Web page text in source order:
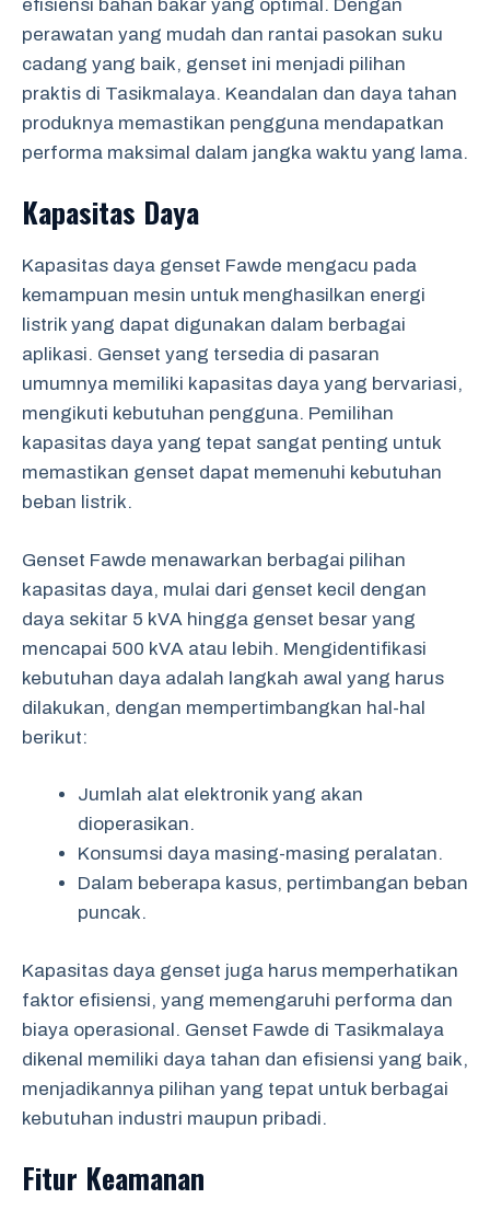
efisiensi bahan bakar yang optimal. Dengan
perawatan yang mudah dan rantai pasokan suku
cadang yang baik, genset ini menjadi pilihan
praktis di Tasikmalaya. Keandalan dan daya tahan
produknya memastikan pengguna mendapatkan
performa maksimal dalam jangka waktu yang lama.
Kapasitas Daya
Kapasitas daya genset Fawde mengacu pada
kemampuan mesin untuk menghasilkan energi
listrik yang dapat digunakan dalam berbagai
aplikasi. Genset yang tersedia di pasaran
umumnya memiliki kapasitas daya yang bervariasi,
mengikuti kebutuhan pengguna. Pemilihan
kapasitas daya yang tepat sangat penting untuk
memastikan genset dapat memenuhi kebutuhan
beban listrik.
Genset Fawde menawarkan berbagai pilihan
kapasitas daya, mulai dari genset kecil dengan
daya sekitar 5 kVA hingga genset besar yang
mencapai 500 kVA atau lebih. Mengidentifikasi
kebutuhan daya adalah langkah awal yang harus
dilakukan, dengan mempertimbangkan hal-hal
berikut:
Jumlah alat elektronik yang akan
dioperasikan.
Konsumsi daya masing-masing peralatan.
Dalam beberapa kasus, pertimbangan beban
puncak.
Kapasitas daya genset juga harus memperhatikan
faktor efisiensi, yang memengaruhi performa dan
biaya operasional. Genset Fawde di Tasikmalaya
dikenal memiliki daya tahan dan efisiensi yang baik,
menjadikannya pilihan yang tepat untuk berbagai
kebutuhan industri maupun pribadi.
Fitur Keamanan